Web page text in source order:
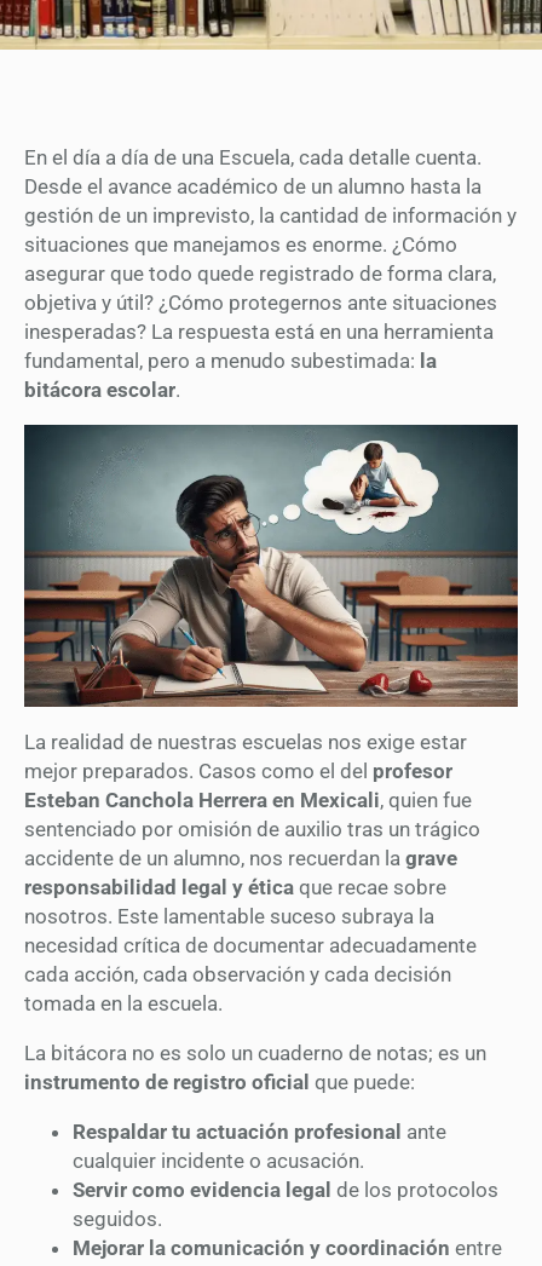
En el día a día de una Escuela, cada detalle cuenta.
Desde el avance académico de un alumno hasta la
gestión de un imprevisto, la cantidad de información y
situaciones que manejamos es enorme. ¿Cómo
asegurar que todo quede registrado de forma clara,
objetiva y útil? ¿Cómo protegernos ante situaciones
inesperadas? La respuesta está en una herramienta
fundamental, pero a menudo subestimada: la
bitácora escolar.
La realidad de nuestras escuelas nos exige estar
mejor preparados. Casos como el del profesor
Esteban Canchola Herrera en Mexicali, quien fue
sentenciado por omisión de auxilio tras un trágico
accidente de un alumno, nos recuerdan la grave
responsabilidad legal y ética que recae sobre
nosotros. Este lamentable suceso subraya la
necesidad crítica de documentar adecuadamente
cada acción, cada observación y cada decisión
tomada en la escuela.
La bitácora no es solo un cuaderno de notas; es un
instrumento de registro oficial que puede:
Respaldar tu actuación profesional ante
cualquier incidente o acusación.
Servir como evidencia legal de los protocolos
seguidos.
Mejorar la comunicación y coordinación entre